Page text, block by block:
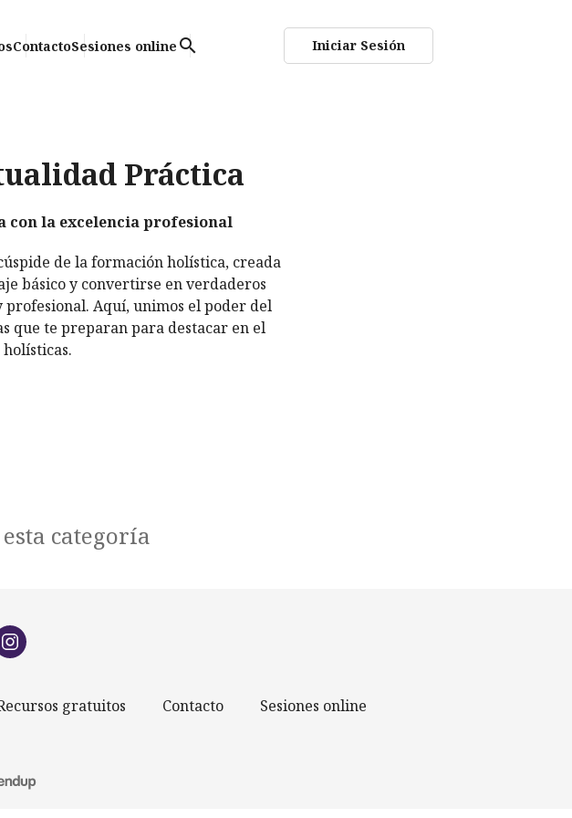
ContactoSesiones online search Iniciar Sesión
Práctica
con la excelencia profesional
de la formación holística, creada
básico y convertirse en verdaderos
Aquí, unimos el poder del
que te preparan para destacar en el
categoría
gratuitos Contacto Sesiones online